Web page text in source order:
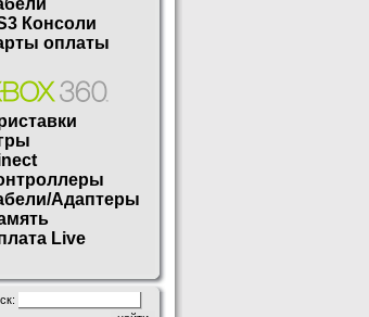
Консоли
оплаты
Адаптеры
Live